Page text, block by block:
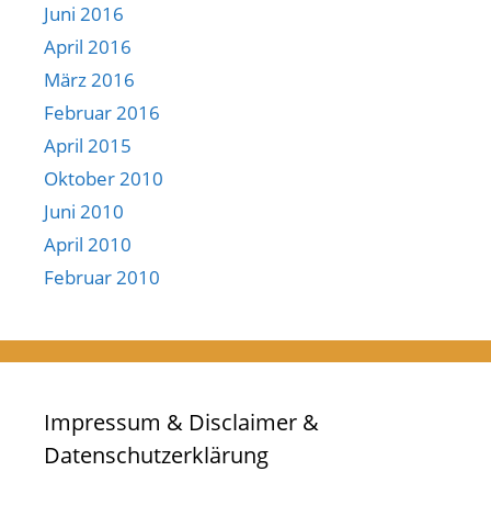
Juni 2016
April 2016
März 2016
Februar 2016
April 2015
Oktober 2010
Juni 2010
April 2010
Februar 2010
Impressum & Disclaimer &
Datenschutzerklärung